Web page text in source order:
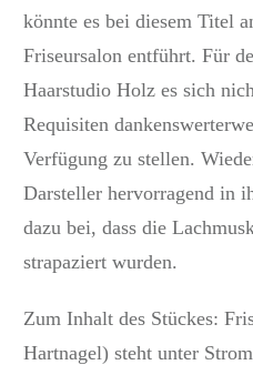
könnte es bei diesem Titel
Friseursalon entführt. Für
Haarstudio Holz es sich
Requisiten
Verfügung zu stellen.
Darsteller hervorragend in
dazu bei, dass die
strapaziert wurden.
Zum Inhalt des Stückes:
Hartnagel) steht unter